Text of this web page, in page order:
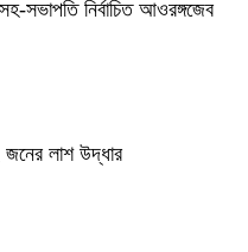
সভাপতি নির্বাচিত আওরঙ্গজেব
লাশ উদ্ধার